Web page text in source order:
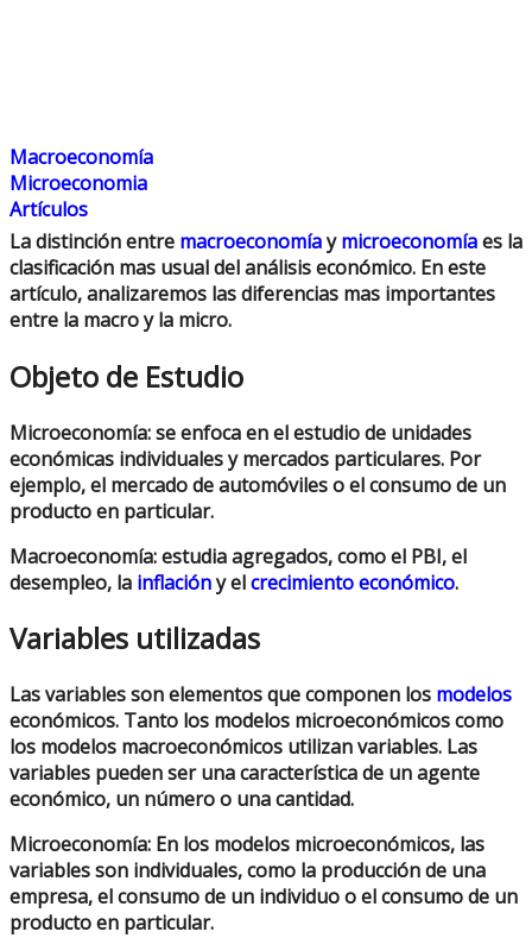
Macroeconomía
Microeconomia
Artículos
La distinción entre macroeconomíaymicroeconomíaes la
clasificación mas usual del análisis económico. En este
artículo, analizaremos las diferencias mas importantes
entre la macro y la micro.
Objeto de Estudio
Microeconomía: se enfoca en el estudio de unidades
económicas individuales y mercados particulares. Por
ejemplo, el mercado de automóviles o el consumo de un
producto en particular.
Macroeconomía: estudia agregados, como el PBI, el
desempleo, la inflacióny elcrecimiento económico.
Variables utilizadas
Las variables son elementos que componen los modelos
económicos. Tanto los modelos microeconómicos como
los modelos macroeconómicos utilizan variables. Las
variables pueden ser una característica de un agente
económico, un número o una cantidad.
Microeconomía: En los modelos microeconómicos, las
variables son individuales, como la producción de una
empresa, el consumo de un individuo o el consumo de un
producto en particular.